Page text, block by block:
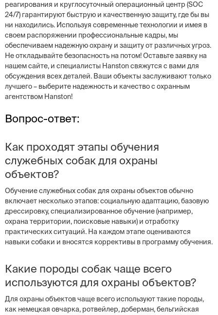
реагирования и круглосуточный операционный центр (SOC
24/7) гарантируют быструю и качественную защиту, где бы вы
ни находились. Используя современные технологии и имея в
своем распоряжении профессиональные кадры, мы
обеспечиваем надежную охрану и защиту от различных угроз.
Не откладывайте безопасность на потом! Оставьте заявку на
нашем сайте, и специалисты Hanston свяжутся с вами для
обсуждения всех деталей. Ваши объекты заслуживают только
лучшего – выберите надежность и качество с охранным
агентством Hanston!
Вопрос-ответ:
Как проходят этапы обучения
служебных собак для охраны
объектов?
Обучение служебных собак для охраны объектов обычно
включает несколько этапов: социальную адаптацию, базовую
дрессировку, специализированное обучение (например,
охрана территории, поисковые навыки) и отработку
практических ситуаций. На каждом этапе оцениваются
навыки собаки и вносятся коррективы в программу обучения.
Какие породы собак чаще всего
используются для охраны объектов?
Для охраны объектов чаще всего используют такие породы,
как немецкая овчарка, ротвейлер, доберман, бельгийская